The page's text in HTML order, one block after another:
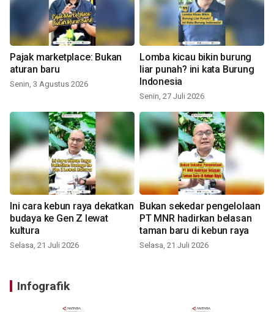
Pajak marketplace: Bukan
aturan baru
Senin, 3 Agustus 2026
Lomba kicau bikin burung
liar punah? ini kata Burung
Indonesia
Senin, 27 Juli 2026
Ini cara kebun raya dekatkan
budaya ke Gen Z lewat
kultura
Selasa, 21 Juli 2026
Bukan sekedar pengelolaan
PT MNR hadirkan belasan
taman baru di kebun raya
Selasa, 21 Juli 2026
Infografik